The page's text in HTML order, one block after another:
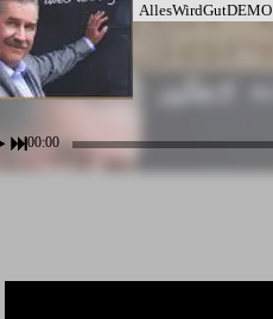
AllesWirdGutDEMO
00:00